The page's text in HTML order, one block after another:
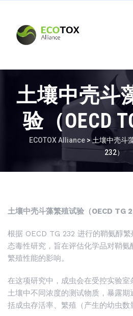
土壤中壳斗
验（OECD
ECOTOX Alliance>土壤中壳斗
232）
土壤中壳斗藻繁殖试验（OECD TG
根据 OECD TG 232 进行的鞘氨醇
态毒性研究，旨在评估化学品对鞘氨
繁殖性能的影响。
在这项研究中，成虫会在受控实验
土壤中不同浓度的测试物质，暴露
括成虫存活率、繁殖（产生的幼虫数